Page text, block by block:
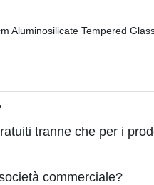
tranne che per i
commerciale?